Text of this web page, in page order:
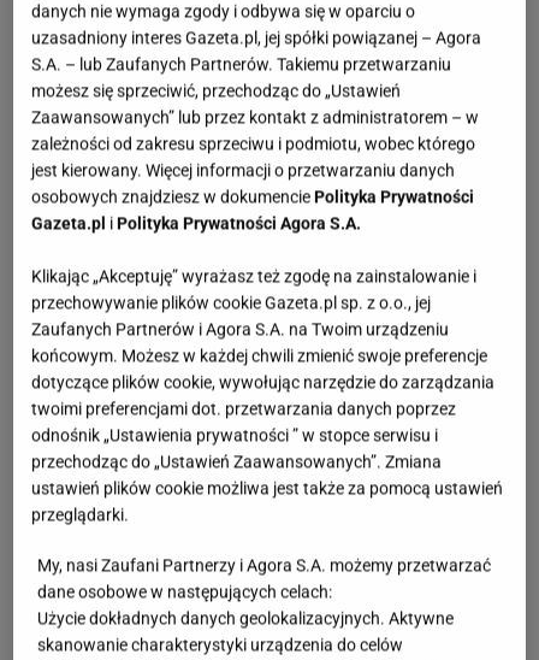
danych nie wymaga zgody i odbywa się w oparciu o
uzasadniony interes Gazeta.pl, jej spółki powiązanej – Agora
S.A. – lub Zaufanych Partnerów. Takiemu przetwarzaniu
możesz się sprzeciwić, przechodząc do „Ustawień
Zaawansowanych” lub przez kontakt z administratorem – w
zależności od zakresu sprzeciwu i podmiotu, wobec którego
jest kierowany. Więcej informacji o przetwarzaniu danych
osobowych znajdziesz w dokumenciePolityka Prywatności
Gazeta.pl iPolityka Prywatności Agora S.A.
Klikając „Akceptuję” wyrażasz też zgodę na zainstalowanie i
przechowywanie plików cookie Gazeta.pl sp. z o.o., jej
Zaufanych Partnerów i Agora S.A. na Twoim urządzeniu
końcowym. Możesz w każdej chwili zmienić swoje preferencje
dotyczące plików cookie, wywołując narzędzie do zarządzania
twoimi preferencjami dot. przetwarzania danych poprzez
odnośnik „Ustawienia prywatności ” w stopce serwisu i
przechodząc do „Ustawień Zaawansowanych”. Zmiana
ustawień plików cookie możliwa jest także za pomocą ustawień
przeglądarki.
My, nasi Zaufani Partnerzy i Agora S.A. możemy przetwarzać
dane osobowe w następujących celach:
Użycie dokładnych danych geolokalizacyjnych. Aktywne
skanowanie charakterystyki urządzenia do celów